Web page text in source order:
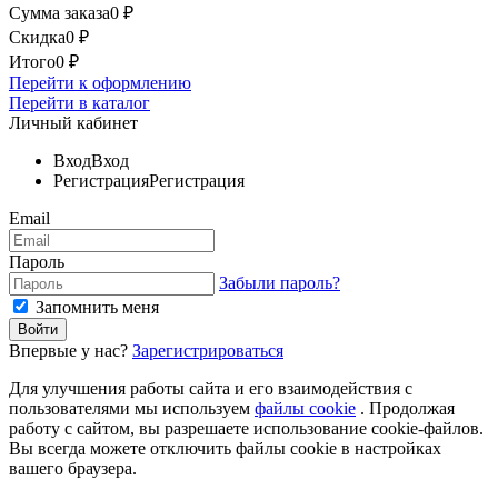
Сумма заказа0 ₽
Скидка0 ₽
Итого0 ₽
Перейти к оформлению
Перейти в каталог
Личный кабинет
ВходВход
РегистрацияРегистрация
Email
Пароль
Забыли пароль?
Запомнить меня
Впервые у нас? Зарегистрироваться
Для улучшения работы сайта и его взаимодействия с
пользователями мы используем файлы cookie . Продолжая
работу с сайтом, вы разрешаете использование cookie-файлов.
Вы всегда можете отключить файлы cookie в настройках
вашего браузера.